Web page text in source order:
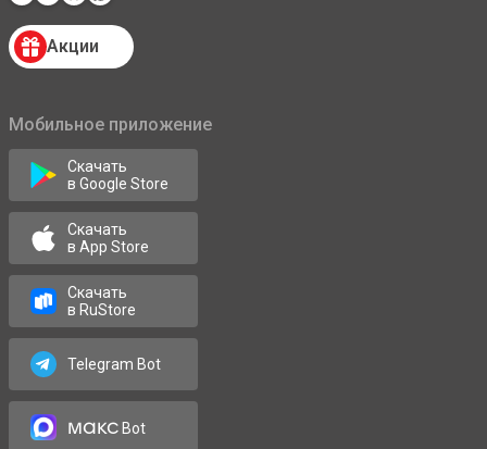
Акции
Мобильное приложение
Скачать
в Google Store
Скачать
в App Store
Скачать
в RuStore
Telegram Bot
максBot